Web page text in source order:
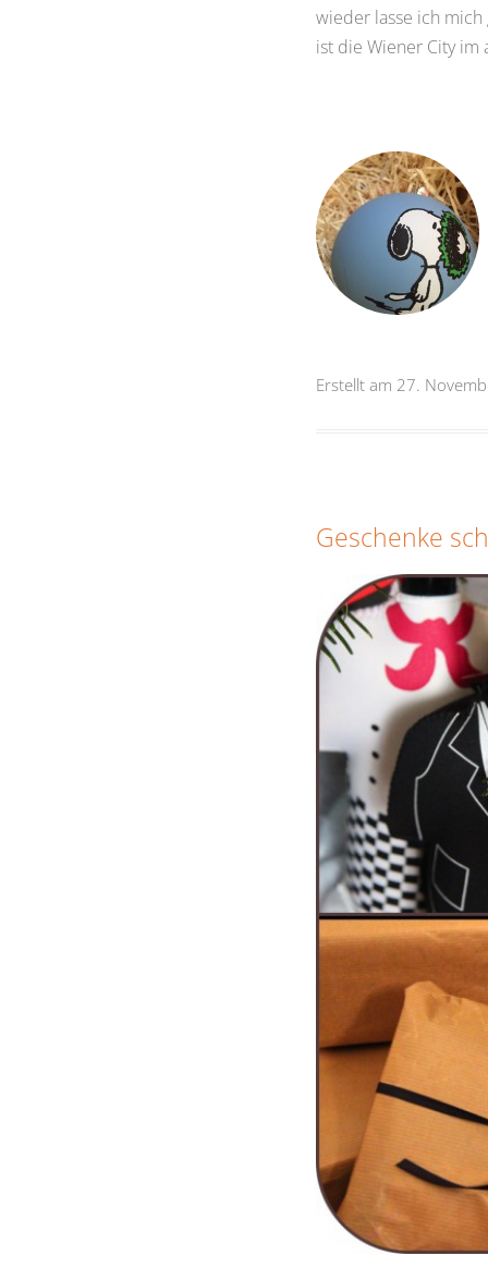
wieder lasse ich
ist die Wiener City im
Erstellt am 27.
Geschenke